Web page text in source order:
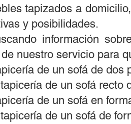
tapizados a
y posibilidades.
información
nuestro servicio para
de un sofá de dos
de un sofá recto
de un sofá en
de un sofá de